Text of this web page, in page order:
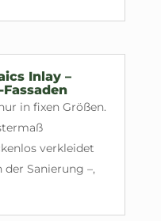
Inlay –
in fixen Größen.
verkleidet
der Sanierung –,